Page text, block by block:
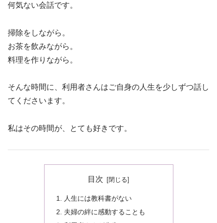
何気ない会話です。
掃除をしながら。
お茶を飲みながら。
料理を作りながら。
そんな時間に、利用者さんはご自身の人生を少しずつ話し
てくださいます。
私はその時間が、とても好きです。
目次
人生には教科書がない
夫婦の絆に感動することも